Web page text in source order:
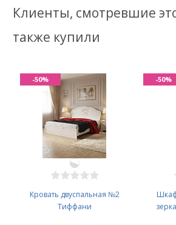
Клиенты, смотревшие
также купили
Кровать двуспальная №2
Тиффани
-50% -50%